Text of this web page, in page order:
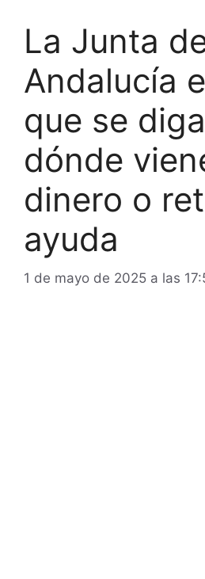
La Junta
Andalucía
que se
dónde
dinero o
ayuda
1 de mayo de 2025 a las